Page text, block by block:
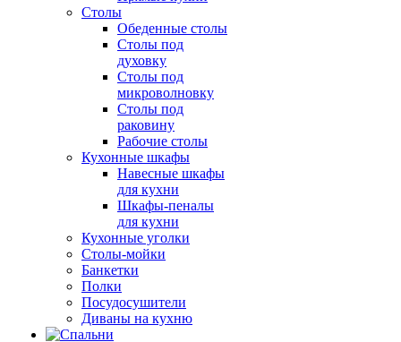
Столы
Обеденные столы
Столы под
духовку
Столы под
микроволновку
Столы под
раковину
Рабочие столы
Кухонные шкафы
Навесные шкафы
для кухни
Шкафы-пеналы
для кухни
Кухонные уголки
Столы-мойки
Банкетки
Полки
Посудосушители
Диваны на кухню